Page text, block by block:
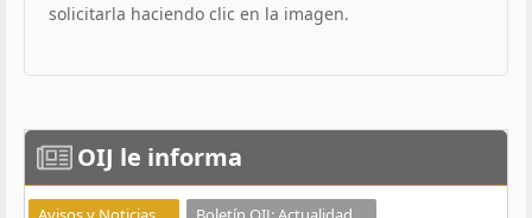
solicitarla haciendo clic en la imagen.
OIJ le informa